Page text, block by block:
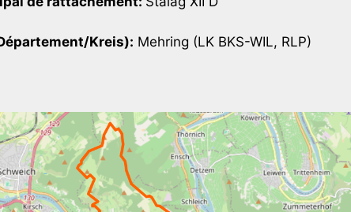
Kreis): Mehring (LK BKS-WIL, RLP)